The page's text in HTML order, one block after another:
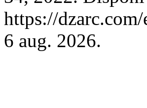
https://
6 aug. 2026.